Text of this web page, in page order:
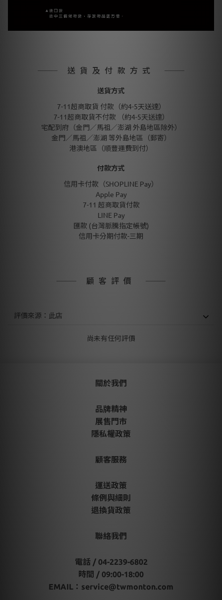
送貨及付款方式
送貨方式
7-11超商取貨 付款（約4-5天送達）
7-11超商取貨不付款 （約4-5天送達）
宅配到府（金門／馬祖／澎湖 外島地區除外）
金門／馬祖／澎湖 等外島地區（郵寄）
港澳地區（順豐運費到付）
付款方式
信用卡付款（SHOPLINE Pay）
Apple Pay
7-11 超商取貨付款
LINE Pay
匯款 (台灣脈騰指定帳號)
信用卡分期付款-三期
顧客評價
尚未有任何評價
關於我們
品牌精神
展售門市
隱私權政策
顧客服務
運送政策
條例與細則
退換貨政策
聯絡我們
電話 / 04-2239-6802
時間 / 09:00-18:00
EMAIL： service@twmonton.com